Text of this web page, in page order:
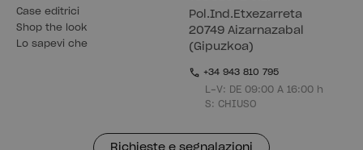
Case editrici
Shop the look
Lo sapevi che
Pol.Ind.Etxezarreta
20749 Aizarnazabal
(Gipuzkoa)
+34 943 810 795
L-V: DE 09:00 A 16:00 h
S: CHIUSO
Richieste e segnalazioni